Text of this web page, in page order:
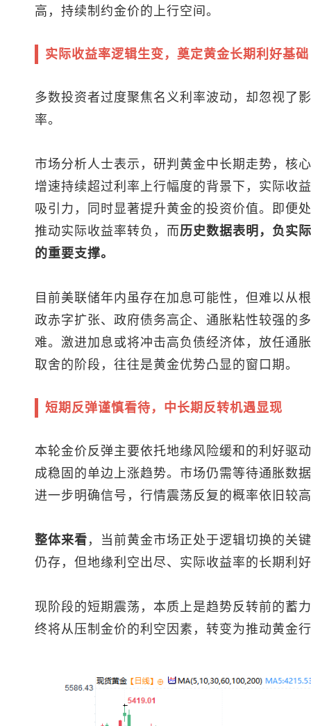
高，持续制约金价的上行空间。
实际收益率逻辑生变，奠定黄金长期利好基础
多数投资者过度聚焦名义利率波动，却忽视了
率。
市场分析人士表示，研判黄金中长期走势，核
增速持续超过利率上行幅度的背景下，实际收
吸引力，同时显著提升黄金的投资价值。即便
推动实际收益率转负，而历史数据表明，负实
的重要支撑。
目前美联储年内虽存在加息可能性，但难以从
政赤字扩张、政府债务高企、通胀粘性较强的
难。激进加息或将冲击高负债经济体，放任通
取舍的阶段，往往是黄金优势凸显的窗口期。
短期反弹谨慎看待，中长期反转机遇显现
本轮金价反弹主要依托地缘风险缓和的利好驱
成稳固的单边上涨趋势。市场仍需等待通胀数
进一步明确信号，行情震荡反复的概率依旧较
整体来看 ，当前黄金市场正处于逻辑切换的关
仍存，但地缘利空出尽、实际收益率的长期利
现阶段的短期震荡，本质上是趋势反转前的蓄
终将从压制金价的利空因素，转变为推动黄金